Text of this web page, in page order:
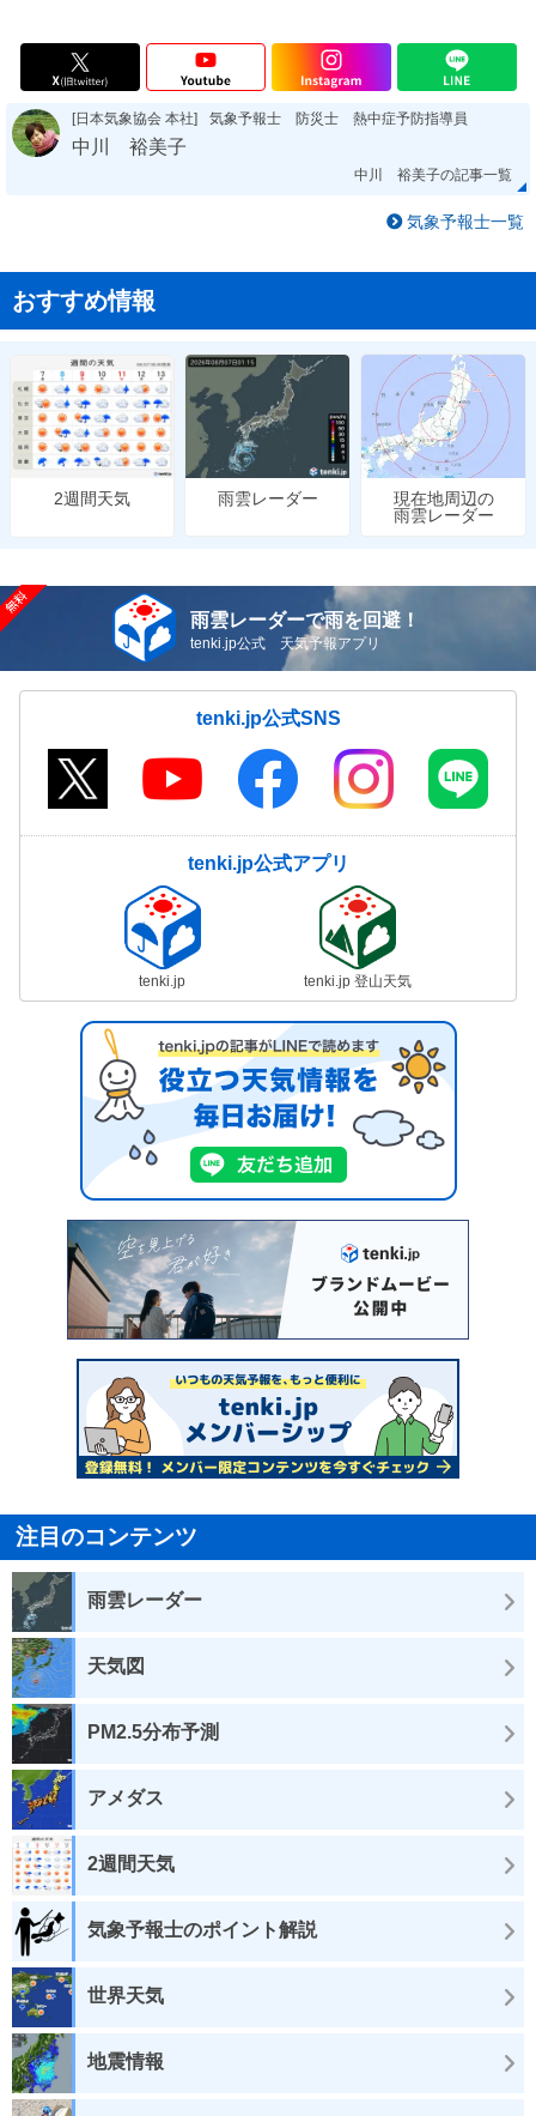
[日本気象協会 本社] 気象予報士 防災士 熱中症予防指導員
中川 裕美子
中川 裕美子の記事一覧
気象予報士一覧
おすすめ情報
2週間天気 雨雲レーダー
現在地周辺の
雨雲レーダー
雨雲レーダーで雨を回避！
tenki.jp公式 天気予報アプリ
tenki.jp公式SNS
tenki.jp公式アプリ
tenki.jp tenki.jp 登山天気
注目のコンテンツ
雨雲レーダー
天気図
PM2.5分布予測
アメダス
2週間天気
気象予報士のポイント解説
世界天気
地震情報